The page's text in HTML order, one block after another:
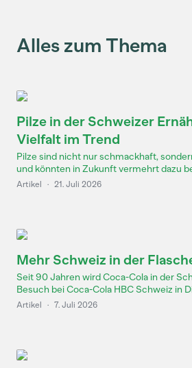
Alles zum Thema
Pilze in der Schweizer
Vielfalt im Trend
Pilze sind nicht nur schmackhaft,
und könnten in Zukunft vermehrt dazu
Artikel · 21. Juli 2026
Mehr Schweiz in der
Seit 90 Jahren wird Coca-Cola in der
Besuch bei Coca-Cola HBC Schweiz in
Artikel · 7. Juli 2026